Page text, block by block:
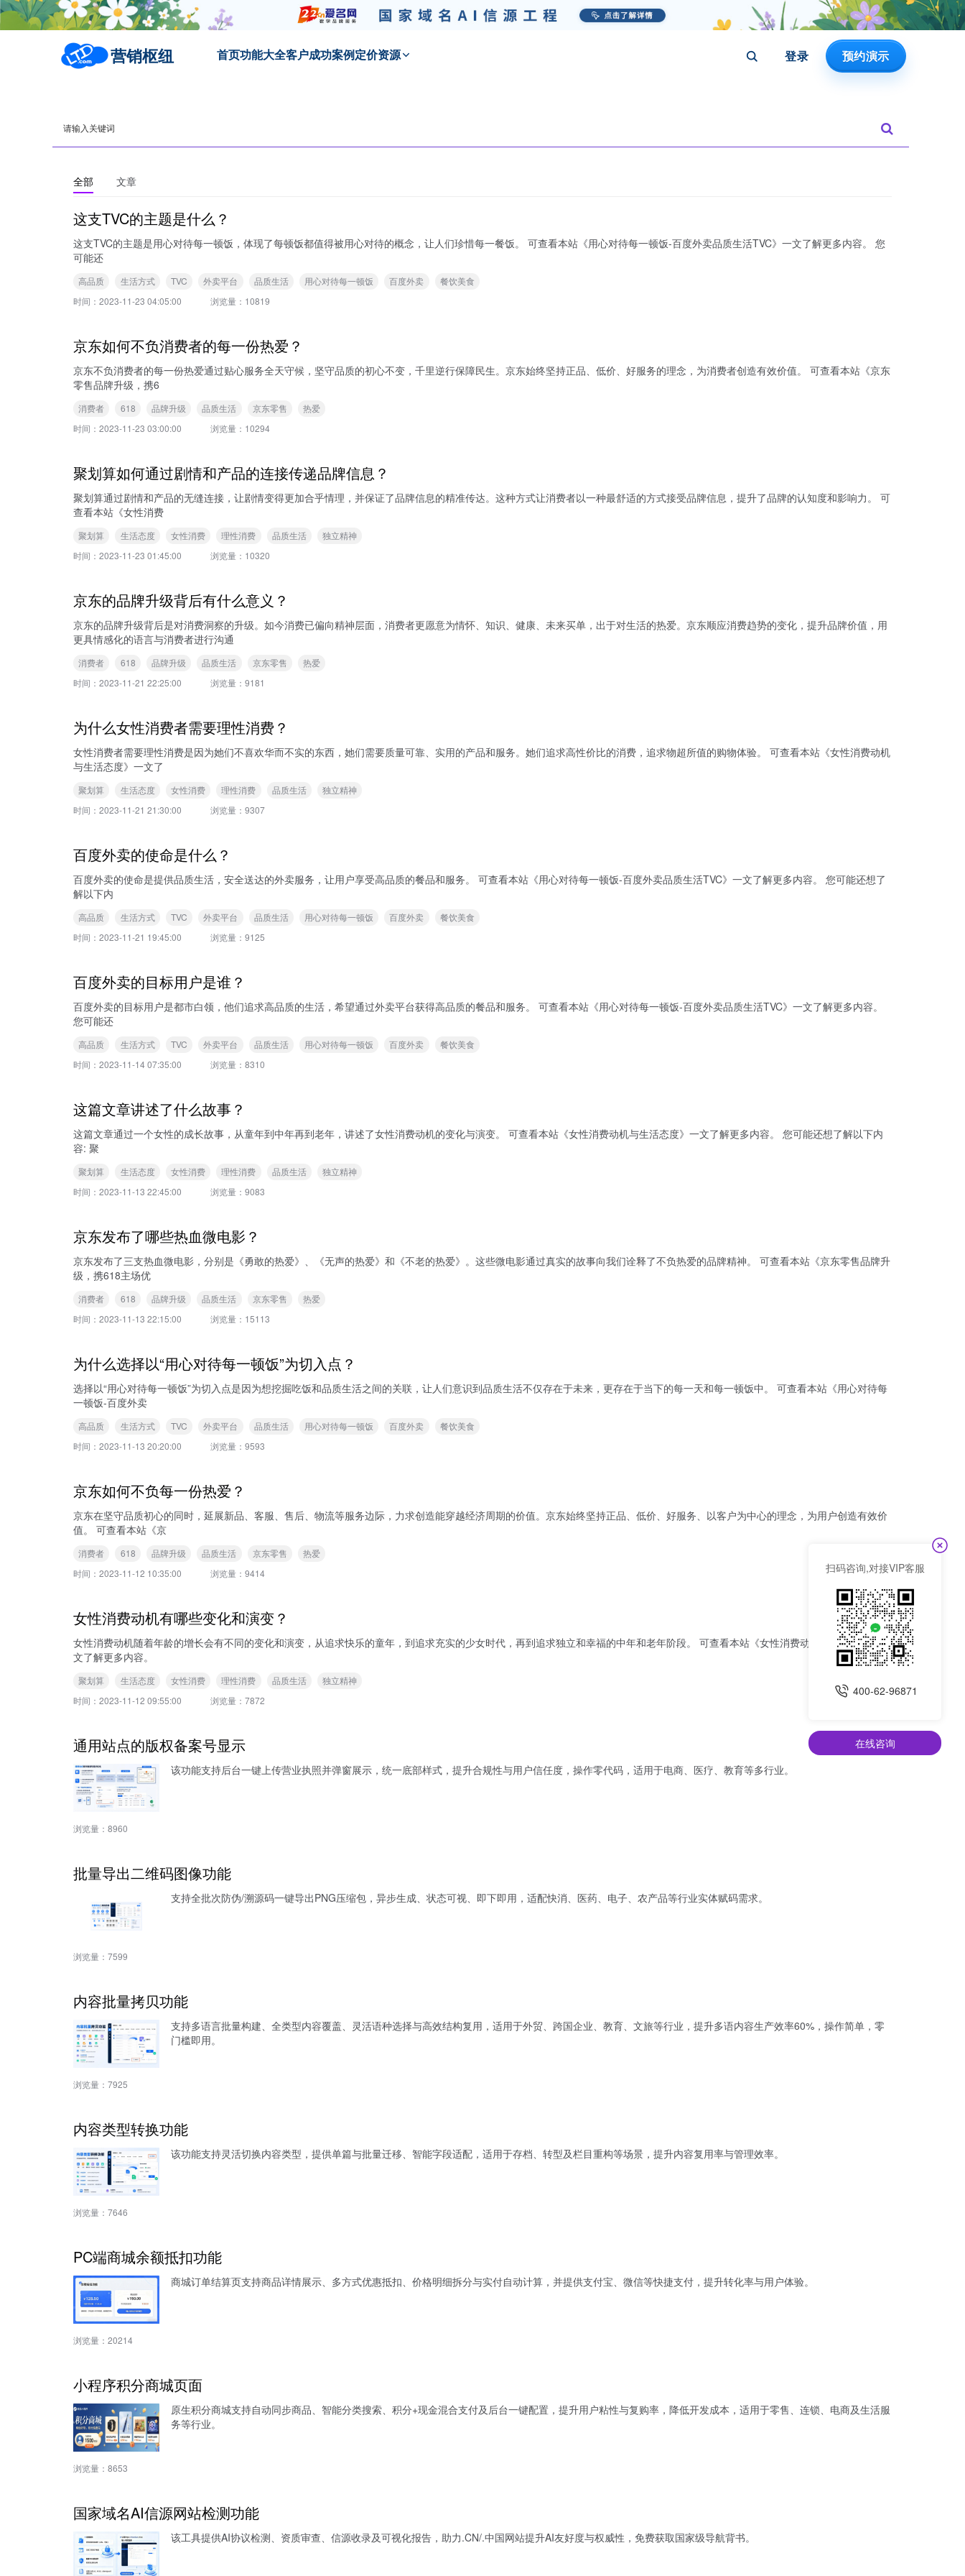
营销枢纽 首页功能大全客户成功案例 定价资源 登录 预约演示
全部 文章
这支TVC的主题是什么？
这支TVC的主题是用心对待每一顿饭，体现了每顿饭都值得被用心对待的概念，让人们珍惜每一餐饭。 可查看本站《用心对待每一顿饭-百度外卖品质生活TVC》一文了解更多内容。 您
可能还
高品质 生活方式 TVC 外卖平台 品质生活 用心对待每一顿饭 百度外卖
餐饮美食
时间： 2023-11-23 04:05:00 浏览量： 10819
京东如何不负消费者的每一份热爱？
京东不负消费者的每一份热爱通过贴心服务全天守候，坚守品质的初心不变，千里逆行保障民生。京东始终坚持正品、低价、好服务的理念，为消费者创造有效价值。 可查看本站《京东
零售品牌升级，携6
消费者 618 品牌升级 品质生活 京东零售
热爱
时间： 2023-11-23 03:00:00 浏览量： 10294
聚划算如何通过剧情和产品的连接传递品牌信息？
聚划算通过剧情和产品的无缝连接，让剧情变得更加合乎情理，并保证了品牌信息的精准传达。这种方式让消费者以一种最舒适的方式接受品牌信息，提升了品牌的认知度和影响力。 可
查看本站《女性消费
聚划算 生活态度 女性消费 理性消费 品质生活
独立精神
时间： 2023-11-23 01:45:00 浏览量： 10320
京东的品牌升级背后有什么意义？
京东的品牌升级背后是对消费洞察的升级。如今消费已偏向精神层面，消费者更愿意为情怀、知识、健康、未来买单，出于对生活的热爱。京东顺应消费趋势的变化，提升品牌价值，用
更具情感化的语言与消费者进行沟通
消费者 618 品牌升级 品质生活 京东零售
热爱
时间： 2023-11-21 22:25:00 浏览量： 9181
为什么女性消费者需要理性消费？
女性消费者需要理性消费是因为她们不喜欢华而不实的东西，她们需要质量可靠、实用的产品和服务。她们追求高性价比的消费，追求物超所值的购物体验。 可查看本站《女性消费动机
与生活态度》一文了
聚划算 生活态度 女性消费 理性消费 品质生活
独立精神
时间： 2023-11-21 21:30:00 浏览量： 9307
百度外卖的使命是什么？
百度外卖的使命是提供品质生活，安全送达的外卖服务，让用户享受高品质的餐品和服务。 可查看本站《用心对待每一顿饭-百度外卖品质生活TVC》一文了解更多内容。 您可能还想了
解以下内
高品质 生活方式 TVC 外卖平台 品质生活 用心对待每一顿饭 百度外卖
餐饮美食
时间： 2023-11-21 19:45:00 浏览量： 9125
百度外卖的目标用户是谁？
百度外卖的目标用户是都市白领，他们追求高品质的生活，希望通过外卖平台获得高品质的餐品和服务。 可查看本站《用心对待每一顿饭-百度外卖品质生活TVC》一文了解更多内容。
您可能还
高品质 生活方式 TVC 外卖平台 品质生活 用心对待每一顿饭 百度外卖
餐饮美食
时间： 2023-11-14 07:35:00 浏览量： 8310
这篇文章讲述了什么故事？
这篇文章通过一个女性的成长故事，从童年到中年再到老年，讲述了女性消费动机的变化与演变。 可查看本站《女性消费动机与生活态度》一文了解更多内容。 您可能还想了解以下内
容: 聚
聚划算 生活态度 女性消费 理性消费 品质生活
独立精神
时间： 2023-11-13 22:45:00 浏览量： 9083
京东发布了哪些热血微电影？
京东发布了三支热血微电影，分别是《勇敢的热爱》、《无声的热爱》和《不老的热爱》。这些微电影通过真实的故事向我们诠释了不负热爱的品牌精神。 可查看本站《京东零售品牌升
级，携618主场优
消费者 618 品牌升级 品质生活 京东零售
热爱
时间： 2023-11-13 22:15:00 浏览量： 15113
为什么选择以“用心对待每一顿饭”为切入点？
选择以“用心对待每一顿饭”为切入点是因为想挖掘吃饭和品质生活之间的关联，让人们意识到品质生活不仅存在于未来，更存在于当下的每一天和每一顿饭中。 可查看本站《用心对待每
一顿饭-百度外卖
高品质 生活方式 TVC 外卖平台 品质生活 用心对待每一顿饭 百度外卖
餐饮美食
时间： 2023-11-13 20:20:00 浏览量： 9593
京东如何不负每一份热爱？
京东在坚守品质初心的同时，延展新品、客服、售后、物流等服务边际，力求创造能穿越经济周期的价值。京东始终坚持正品、低价、好服务、以客户为中心的理念，为用户创造有效价
值。 可查看本站《京
消费者 618 品牌升级 品质生活 京东零售
热爱
时间： 2023-11-12 10:35:00 浏览量： 9414
女性消费动机有哪些变化和演变？
女性消费动机随着年龄的增长会有不同的变化和演变，从追求快乐的童年，到追求充实的少女时代，再到追求独立和幸福的中年和老年阶段。 可查看本站《女性消费动机与生活态度》一
文了解更多内容。
聚划算 生活态度 女性消费 理性消费 品质生活
独立精神
时间： 2023-11-12 09:55:00 浏览量： 7872
通用站点的版权备案号显示
该功能支持后台一键上传营业执照并弹窗展示，统一底部样式，提升合规性与用户信任度，操作零代码，适用于电商、医疗、教育等多行业。
浏览量： 8960
批量导出二维码图像功能
支持全批次防伪/溯源码一键导出PNG压缩包，异步生成、状态可视、即下即用，适配快消、医药、电子、农产品等行业实体赋码需求。
浏览量： 7599
内容批量拷贝功能
支持多语言批量构建、全类型内容覆盖、灵活语种选择与高效结构复用，适用于外贸、跨国企业、教育、文旅等行业，提升多语内容生产效率60%，操作简单，零
门槛即用。
浏览量： 7925
内容类型转换功能
该功能支持灵活切换内容类型，提供单篇与批量迁移、智能字段适配，适用于存档、转型及栏目重构等场景，提升内容复用率与管理效率。
浏览量： 7646
PC端商城余额抵扣功能
商城订单结算页支持商品详情展示、多方式优惠抵扣、价格明细拆分与实付自动计算，并提供支付宝、微信等快捷支付，提升转化率与用户体验。
浏览量： 20214
小程序积分商城页面
原生积分商城支持自动同步商品、智能分类搜索、积分+现金混合支付及后台一键配置，提升用户粘性与复购率，降低开发成本，适用于零售、连锁、电商及生活服
务等行业。
浏览量： 8653
国家域名AI信源网站检测功能
该工具提供AI协议检测、资质审查、信源收录及可视化报告，助力.CN/.中国网站提升AI友好度与权威性，免费获取国家级导航背书。
扫码咨询,对接VIP客服
400-62-96871
在线咨询